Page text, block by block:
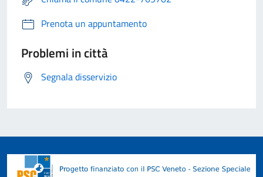
Prenota un appuntamento
Problemi in città
Segnala disservizio